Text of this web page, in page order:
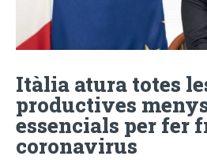
Itàlia atura totes
productives
essencials per fer
coronavirus